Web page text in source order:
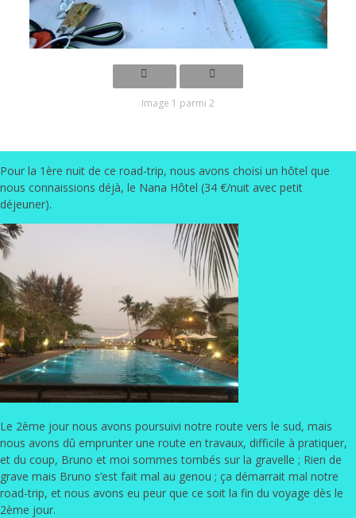
Image 1 parmi 2
Pour la 1ère nuit de ce road-trip, nous avons choisi un hôtel que
nous connaissions déjà, le Nana Hôtel (34 €/nuit avec petit
déjeuner).
Le 2ème jour nous avons poursuivi notre route vers le sud, mais
nous avons dû emprunter une route en travaux, difficile à pratiquer,
et du coup, Bruno et moi sommes tombés sur la gravelle ; Rien de
grave mais Bruno s’est fait mal au genou ; ça démarrait mal notre
road-trip, et nous avons eu peur que ce soit la fin du voyage dès le
2ème jour.